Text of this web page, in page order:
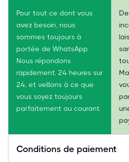
Pour tout ce dont vous
avez besoin, nous
sommes toujours à
portée de WhatsApp.
Nous répondons
rapidement, 24 heures sur
24, et veillons à ce que
vous soyez toujours
parfaitement au courant.
Conditions de paiement